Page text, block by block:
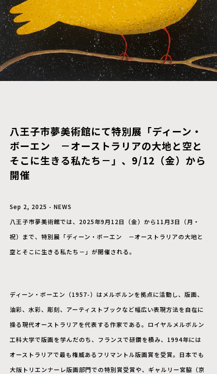
八王子市夢美術館にて特別展「ディーン・
ボーエン －オーストラリアの大地と空と
そこに生きる私たち－」、9/12（金）から
開催
Sep 2, 2025 - NEWS
八王子市夢美術館では、2025年9月12日（金）から11月3日（月・
祝）まで、特別展「ディーン・ボーエン －オーストラリアの大地と
空とそこに生きる私たち－」が開催される。
ディーン・ボーエン（1957-）はメルボルンを拠点に活動し、版画、
油彩、水彩、彫刻、アーティストブックなど幅広い表現方法を自在に
操る現代オーストラリアを代表する作家である。ロイヤルメルボルン
工科大学で版画を学んだのち、フランスで研鑽を積み、1994年には
オーストラリアで最も権威あるフリマントル版画賞を受賞。日本でも
大阪トリエンナーレ版画部門での特別賞受賞や、ギャルリー宮脇（京